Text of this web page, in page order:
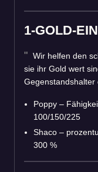
1-GOLD-
Wir helfen den
sie ihr Gold wert
Gegenstandshalter
Poppy –
100/150/225
Shaco –
300 %